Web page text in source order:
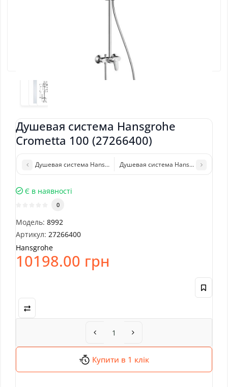
Душевая система Hansgrohe
Crometta 100 (27266400)
Душевая система Hansgrohe Croma 160 Showerpipe (27135000)
Душевая система Hansgrohe
Є в наявності
0
Модель: 8992
Артикул: 27266400
Hansgrohe
10198.00 грн
Купити в 1 клік